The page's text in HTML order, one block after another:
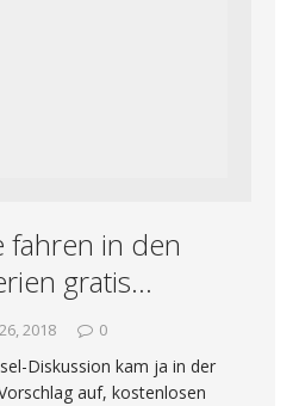
fahren in den
gratis…
2018 0
Diskussion kam ja in der
auf, kostenlosen